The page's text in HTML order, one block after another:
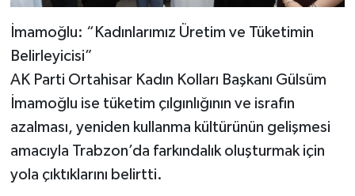
İmamoğlu: “Kadınlarımız Üretim ve Tüketimin
Belirleyicisi”
AK Parti Ortahisar Kadın Kolları Başkanı Gülsüm
İmamoğlu ise tüketim çılgınlığının ve israfın
azalması, yeniden kullanma kültürünün gelişmesi
amacıyla Trabzon’da farkındalık oluşturmak için
yola çıktıklarını belirtti.